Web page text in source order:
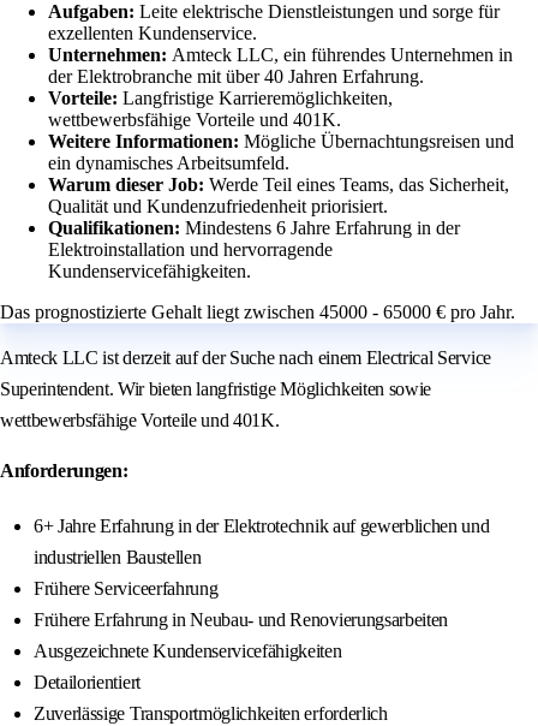
Aufgaben: Leite elektrische Dienstleistungen und sorge für
exzellenten Kundenservice.
Unternehmen: Amteck LLC, ein führendes Unternehmen in
der Elektrobranche mit über 40 Jahren Erfahrung.
Vorteile: Langfristige Karrieremöglichkeiten,
wettbewerbsfähige Vorteile und 401K.
Weitere Informationen: Mögliche Übernachtungsreisen und
ein dynamisches Arbeitsumfeld.
Warum dieser Job: Werde Teil eines Teams, das Sicherheit,
Qualität und Kundenzufriedenheit priorisiert.
Qualifikationen: Mindestens 6 Jahre Erfahrung in der
Elektroinstallation und hervorragende
Kundenservicefähigkeiten.
Das prognostizierte Gehalt liegt zwischen 45000 - 65000 € pro Jahr.
Amteck LLC ist derzeit auf der Suche nach einem Electrical Service
Superintendent. Wir bieten langfristige Möglichkeiten sowie
wettbewerbsfähige Vorteile und 401K.
Anforderungen:
6+ Jahre Erfahrung in der Elektrotechnik auf gewerblichen und
industriellen Baustellen
Frühere Serviceerfahrung
Frühere Erfahrung in Neubau- und Renovierungsarbeiten
Ausgezeichnete Kundenservicefähigkeiten
Detailorientiert
Zuverlässige Transportmöglichkeiten erforderlich